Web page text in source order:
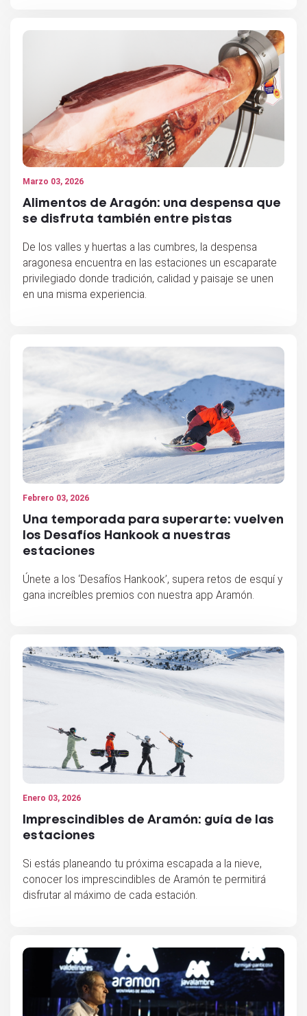
Marzo 03, 2026
Alimentos de Aragón: una despensa que
se disfruta también entre pistas
De los valles y huertas a las cumbres, la despensa
aragonesa encuentra en las estaciones un escaparate
privilegiado donde tradición, calidad y paisaje se unen
en una misma experiencia.
Febrero 03, 2026
Una temporada para superarte: vuelven
los Desafíos Hankook a nuestras
estaciones
Únete a los ‘Desafíos Hankook’, supera retos de esquí y
gana increíbles premios con nuestra app Aramón.
Enero 03, 2026
Imprescindibles de Aramón: guía de las
estaciones
Si estás planeando tu próxima escapada a la nieve,
conocer los imprescindibles de Aramón te permitirá
disfrutar al máximo de cada estación.